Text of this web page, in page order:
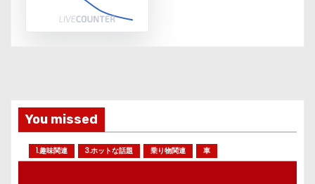
You missed
1.趣味関連 3.ホットな話題 乗り物関連 車